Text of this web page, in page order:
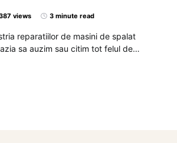
views 3 minute read
reparatiilor de masini de spalat
sa auzim sau citim tot felul de…